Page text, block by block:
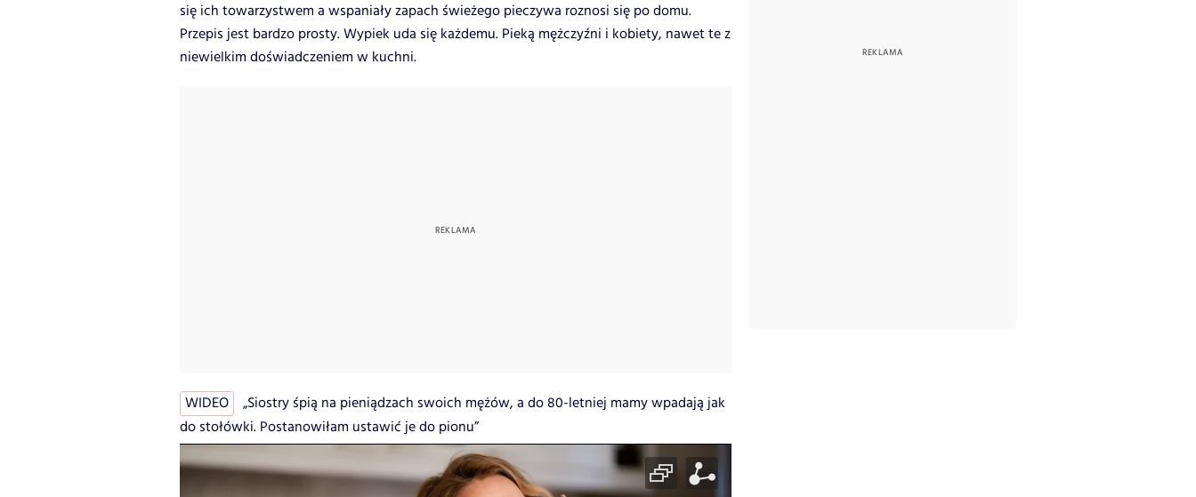
się ich towarzystwem a wspaniały zapach świeżego pieczywa roznosi się po domu.
Przepis jest bardzo prosty. Wypiek uda się każdemu. Pieką mężczyźni i kobiety, nawet te z
niewielkim doświadczeniem w kuchni.
WIDEO
„Siostry śpią na pieniądzach swoich mężów, a do 80-letniej mamy wpadają jak
do stołówki. Postanowiłam ustawić je do pionu”